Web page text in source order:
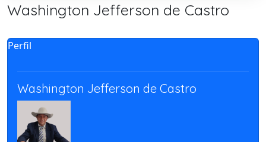
Washington Jefferson de Castro
Perfil
Washington Jefferson de Castro